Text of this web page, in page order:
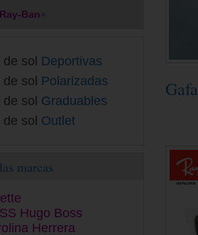
Ray-Ban×
sol Deportivas
sol Polarizadas
sol Graduables
sol Outlet
marcas
Hugo Boss
Herrera